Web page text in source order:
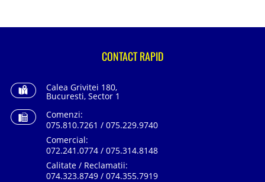
CONTACT RAPID
Calea Grivitei 180,
Bucuresti, Sector 1
Comenzi:
075.810.7261 / 075.229.9740
Comercial:
072.241.0774 / 075.314.8148
Calitate / Reclamatii:
074.323.8749 / 074.355.7919